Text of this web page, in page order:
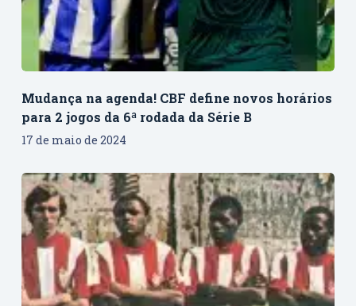
Mudança na agenda! CBF define novos horários
para 2 jogos da 6ª rodada da Série B
17 de maio de 2024